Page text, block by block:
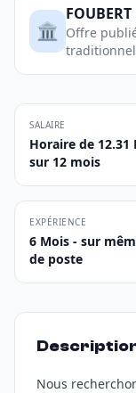
🏛️
FOUBERT
Offre
SALAIRE
Horaire de 12.31
sur 12 mois
EXPÉRIENCE
6 Mois - sur
de poste
Nous